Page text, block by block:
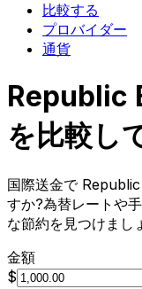
比較する
プロバイダー
通貨
Republic
を比較し
国際送金で
すか?為替レートや
な節約を見つけまし
金額
$